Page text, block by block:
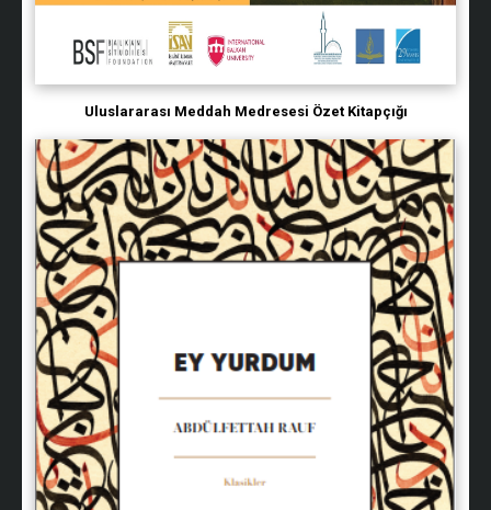
Uluslararası Meddah Medresesi Özet Kitapçığı